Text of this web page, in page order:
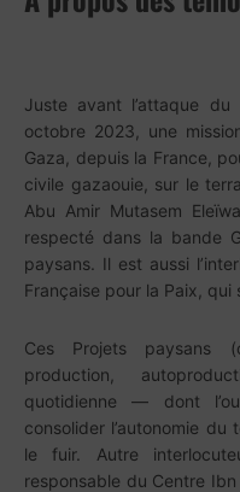
Juste avant l’attaque
octobre 2023, une
Gaza, depuis la France,
civile gazaouie, sur le
Abu Amir Mutasem
respecté dans la bande
paysans. Il est aussi
Française pour la Paix,
Ces Projets paysans
production,
quotidienne — dont
consolider l’autonomie
le fuir. Autre
responsable du Centre